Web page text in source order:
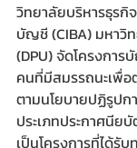
วิทยาลัยบริหารธุรกิ
บัญชี (CIBA) มหา
(DPU) จัดโครงกา
คนที่มีสมรรถนะเพื่
ตามนโยบายปฏิรูปก
ประเภทประกาศนีย
เป็นโครงการที่ได้รั